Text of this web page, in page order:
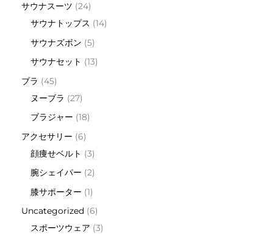
サウナスーツ 24
サウナトップス
14
サウナズボン 5
サウナセット
13
ブラ
45
ヌーブラ
27
ブラジャー 18
アクセサリー 6
顔痩せベルト
3
腕シェイパー 2
膝サポーター 1
Uncategorized 6
スポーツウェア 3